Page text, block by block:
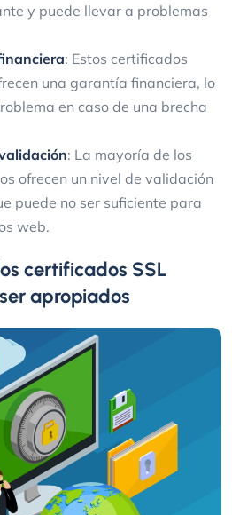
y puede llevar a problemas
: Estos certificados
una garantía financiera, lo
en caso de una brecha
: La mayoría de los
ofrecen un nivel de validación
puede no ser suficiente para
web.
certificados SSL
apropiados